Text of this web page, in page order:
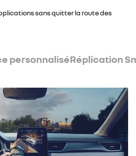
sans quitter la route des
personnaliséRéplication